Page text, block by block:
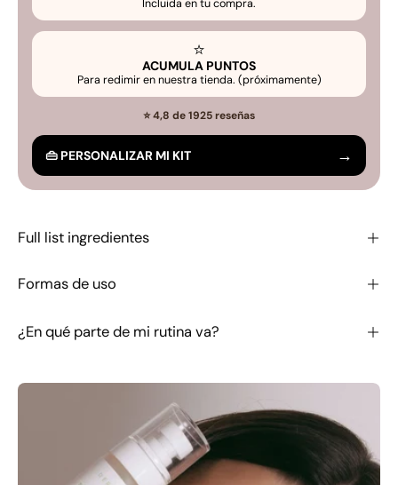
Incluida en tu compra.
⭐
ACUMULA PUNTOS
Para redimir en nuestra tienda. (próximamente)
⭐ 4,8 de 1925 reseñas
👜 PERSONALIZAR MI KIT →
Full list ingredientes
Formas de uso
¿En qué parte de mi rutina va?